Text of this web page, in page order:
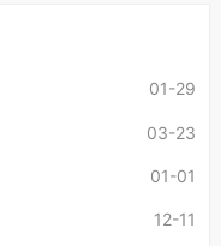
01-29
03-23
01-01
12-11